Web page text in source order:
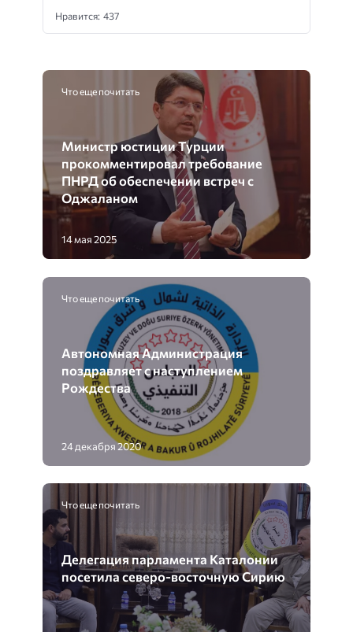
Нравится: 437
Что еще почитать
Министр юстиции Турции
прокомментировал требование
ПНРД об обеспечении встреч с
Оджаланом
14 мая 2025
Что еще почитать
Автономная Администрация
поздравляет с наступлением
Рождества
24 декабря 2020
Что еще почитать
Делегация парламента Каталонии
посетила северо-восточную Сирию